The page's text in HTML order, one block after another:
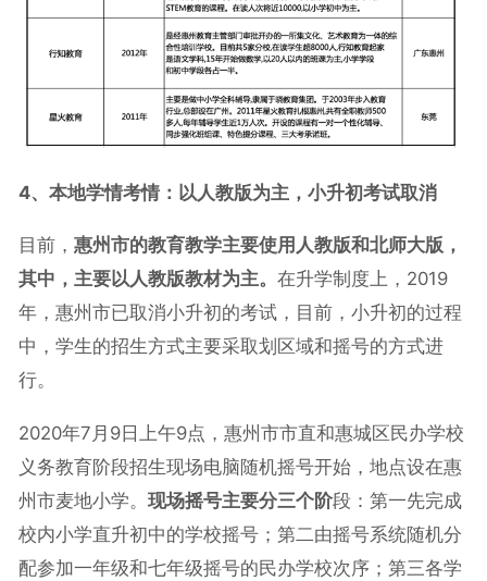
4、本地学情考情：以人教版为主，小升初考试取消
目前， 惠州市的教育教学主要使用人教版和北师大版，
其中，主要以人教版教材为主。 在升学制度上，2019
年，惠州市已取消小升初的考试，目前，小升初的过程
中，学生的招生方式主要采取划区域和摇号的方式进
行。
2020年7月9日上午9点，惠州市市直和惠城区民办学校
义务教育阶段招生现场电脑随机摇号开始，地点设在惠
州市麦地小学。 现场摇号主要分三个阶段：第一先完成
校内小学直升初中的学校摇号；第二由摇号系统随机分
配参加一年级和七年级摇号的民办学校次序；第三各学